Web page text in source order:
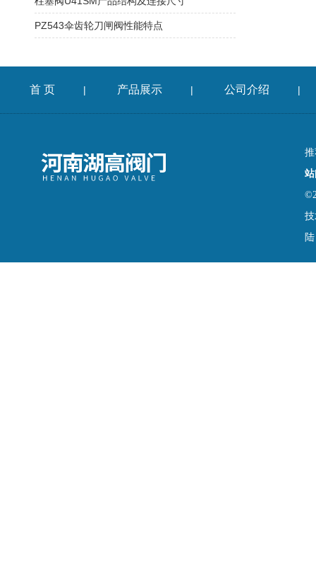
PZ543伞齿轮刀闸阀性能特点
首 页 | 产品展示 | 公司介绍 |
陆